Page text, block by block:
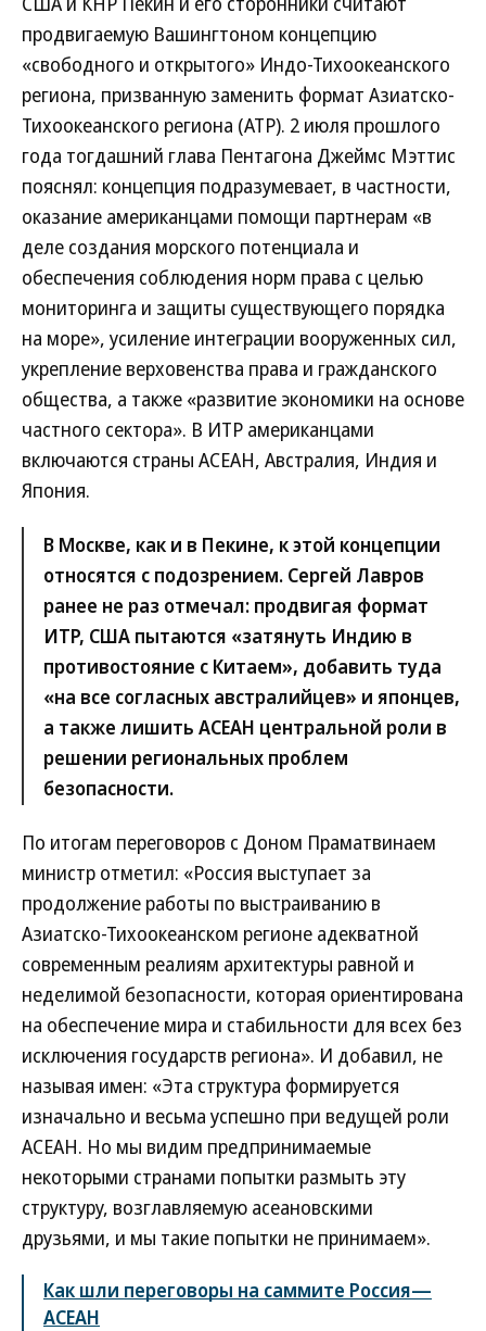
продвигаемую Вашингтоном концепцию
«свободного и открытого» Индо-Тихоокеанского
региона, призванную заменить формат Азиатско-
Тихоокеанского региона (АТР). 2 июля прошлого
года тогдашний глава Пентагона Джеймс Мэттис
пояснял: концепция подразумевает, в частности,
оказание американцами помощи партнерам «в
деле создания морского потенциала и
обеспечения соблюдения норм права с целью
мониторинга и защиты существующего порядка
на море», усиление интеграции вооруженных сил,
укрепление верховенства права и гражданского
общества, а также «развитие экономики на основе
частного сектора». В ИТР американцами
включаются страны АСЕАН, Австралия, Индия и
Япония.
В Москве, как и в Пекине, к этой концепции
относятся с подозрением. Сергей Лавров
ранее не раз отмечал: продвигая формат
ИТР, США пытаются «затянуть Индию в
противостояние с Китаем», добавить туда
«на все согласных австралийцев» и японцев,
а также лишить АСЕАН центральной роли в
решении региональных проблем
безопасности.
По итогам переговоров с Доном Праматвинаем
министр отметил: «Россия выступает за
продолжение работы по выстраиванию в
Азиатско-Тихоокеанском регионе адекватной
современным реалиям архитектуры равной и
неделимой безопасности, которая ориентирована
на обеспечение мира и стабильности для всех без
исключения государств региона». И добавил, не
называя имен: «Эта структура формируется
изначально и весьма успешно при ведущей роли
АСЕАН. Но мы видим предпринимаемые
некоторыми странами попытки размыть эту
структуру, возглавляемую асеановскими
друзьями, и мы такие попытки не принимаем».
Как шли переговоры на саммите Россия—
АСЕАН